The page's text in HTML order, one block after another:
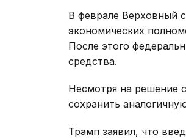
В феврале Верховный
экономических
После этого
средства.
Несмотря на решение
сохранить
Трамп заявил, что